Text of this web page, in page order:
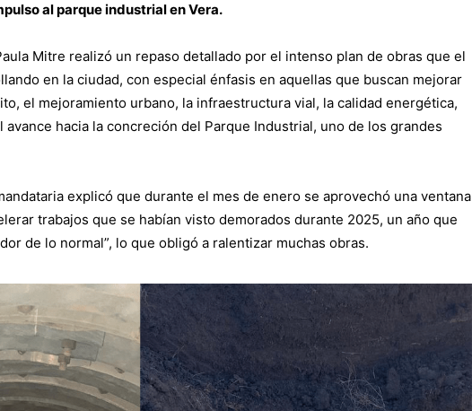
al parque industrial en Vera.
Mitre realizó un repaso detallado por el intenso plan de obras que el
en la ciudad, con especial énfasis en aquellas que buscan mejorar
el mejoramiento urbano, la infraestructura vial, la calidad energética,
avance hacia la concreción del Parque Industrial, uno de los grandes
explicó que durante el mes de enero se aprovechó una ventana
trabajos que se habían visto demorados durante 2025, un año que
de lo normal”, lo que obligó a ralentizar muchas obras.